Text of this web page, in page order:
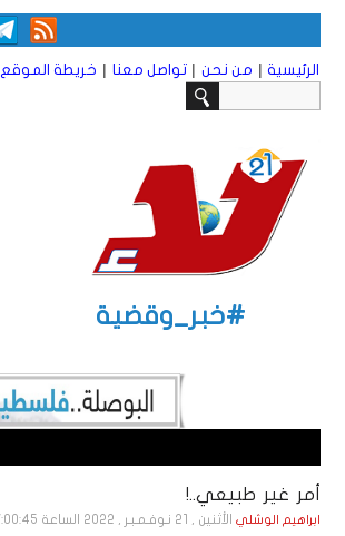
الرئيسية | من نحن | تواصل معنا | خريطة الموقع
#خبر_وقضية
أمر غير طبيعي..!
ابراهيم الوشلي الأثنين , 21 نـوفـمـبـر , 2022 الساعة 7:00:45 PM